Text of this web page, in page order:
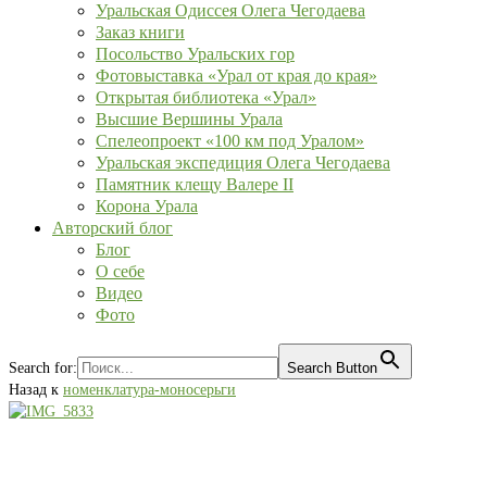
Уральская Одиссея Олега Чегодаева
Заказ книги
Посольство Уральских гор
Фотовыставка «Урал от края до края»
Открытая библиотека «Урал»
Высшие Вершины Урала
Спелеопроект «100 км под Уралом»
Уральская экспедиция Олега Чегодаева
Памятник клещу Валере II
Корона Урала
Авторский блог
Блог
О себе
Видео
Фото
Search for:
Search Button
Назад к номенклатура-моносерьги